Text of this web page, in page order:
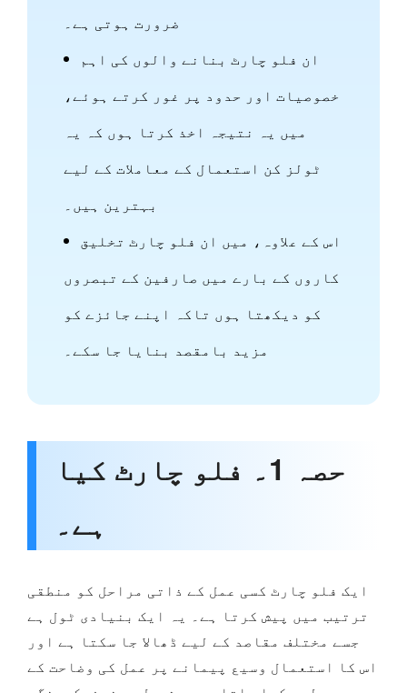
ضرورت ہوتی ہے۔
ان فلو چارٹ بنانے والوں کی اہم
خصوصیات اور حدود پر غور کرتے ہوئے،
میں یہ نتیجہ اخذ کرتا ہوں کہ یہ
ٹولز کن استعمال کے معاملات کے لیے
بہترین ہیں۔
اس کے علاوہ، میں ان فلو چارٹ تخلیق
کاروں کے بارے میں صارفین کے تبصروں
کو دیکھتا ہوں تاکہ اپنے جائزے کو
مزید بامقصد بنایا جا سکے۔
حصہ 1۔ فلو چارٹ کیا
ہے۔
ایک فلو چارٹ کسی عمل کے ذاتی مراحل کو منطقی
ترتیب میں پیش کرتا ہے۔ یہ ایک بنیادی ٹول ہے
جسے مختلف مقاصد کے لیے ڈھالا جا سکتا ہے اور
اس کا استعمال وسیع پیمانے پر عمل کی وضاحت کے